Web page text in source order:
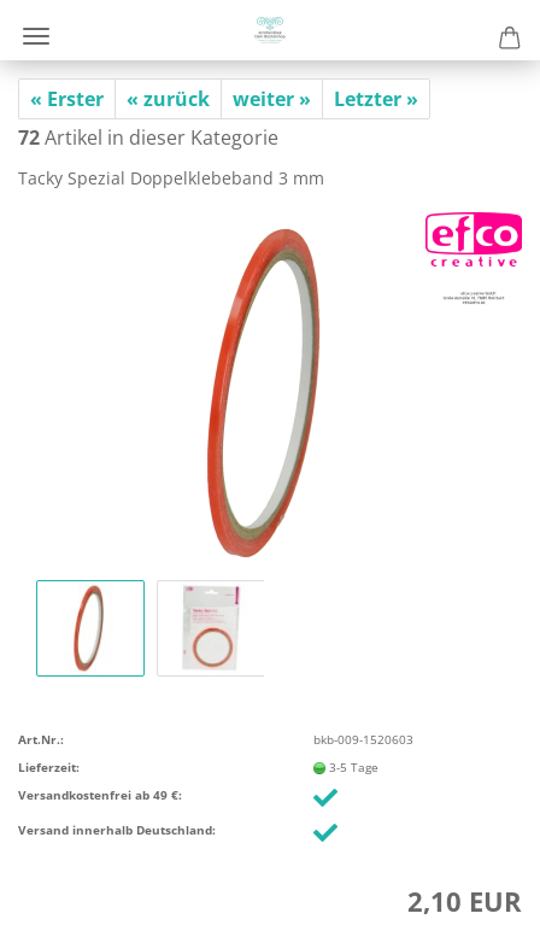
« Erster « zurück weiter »
Letzter »
72Artikel in dieser Kategorie
Tacky Spe­zi­al Dop­pel­kle­be­band 3 mm
Art.Nr.:
bkb-009-1520603
Lieferzeit:
3-5 Tage
Versandkostenfrei ab 49 €:
Versand innerhalb Deutschland:
2,10 EUR